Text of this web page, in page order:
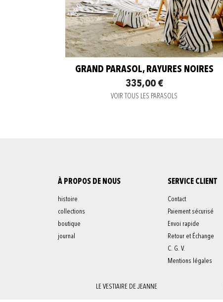
GRAND PARASOL, RAYURES NOIRES
335,00 €
VOIR TOUS LES PARASOLS
À PROPOS DE NOUS
histoire
collections
boutique
journal
SERVICE CLIENT
Contact
Paiement sécurisé
Envoi rapide
Retour et Échange
C. G. V.
Mentions légales
LE VESTIAIRE DE JEANNE